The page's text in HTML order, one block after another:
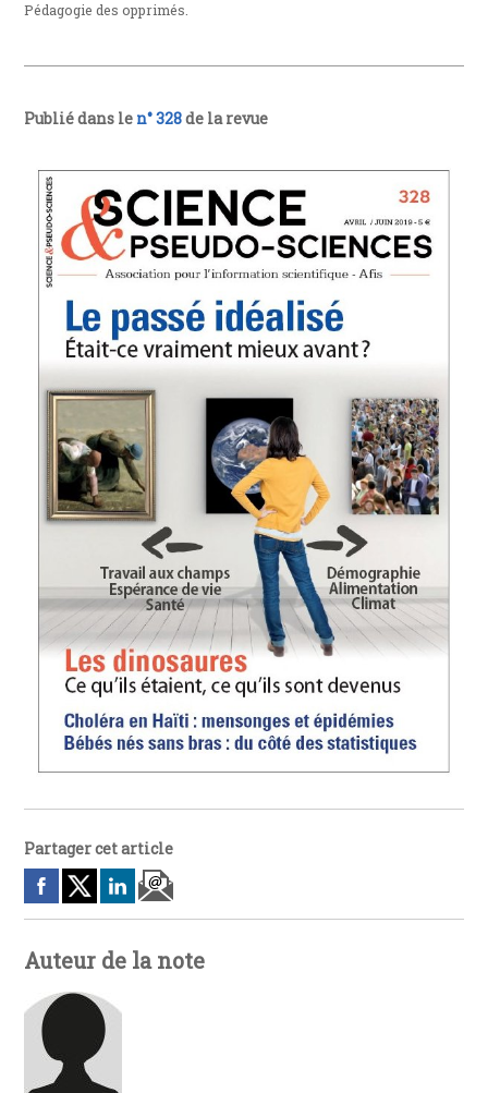
Pédagogie des opprimés.
Publié dans le n° 328de la revue
Partager cet article
Auteur de la note